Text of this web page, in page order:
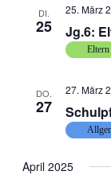
DI.
25 Jg.6:
25. März
Eltern
DO.
27
27. März
April 2025